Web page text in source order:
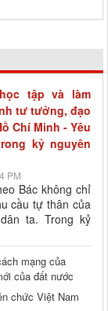
tập và làm
tư tưởng, đạo
Chí Minh - Yêu
kỷ nguyên
PM
Bác không chỉ
cầu tự thân của
ta. Trong kỷ
mạng của
của đất nước
chức Việt Nam